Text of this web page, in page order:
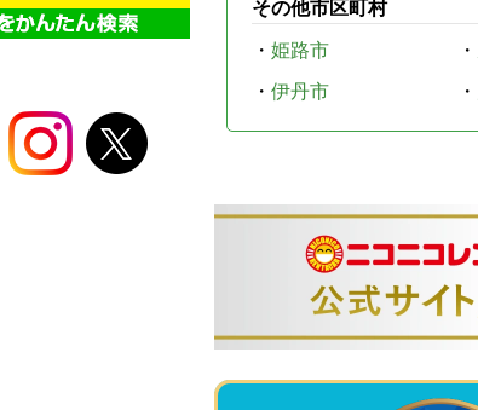
その他市区町村
・ 姫路市 ・
・ 伊丹市 ・